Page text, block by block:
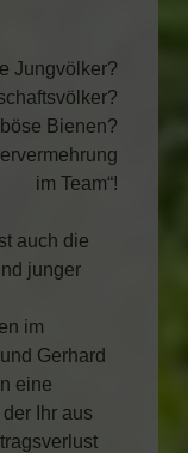
Jungvölker?
Bienen?
im Team“!
auch die
junger
im
Gerhard
eine
Ihr aus